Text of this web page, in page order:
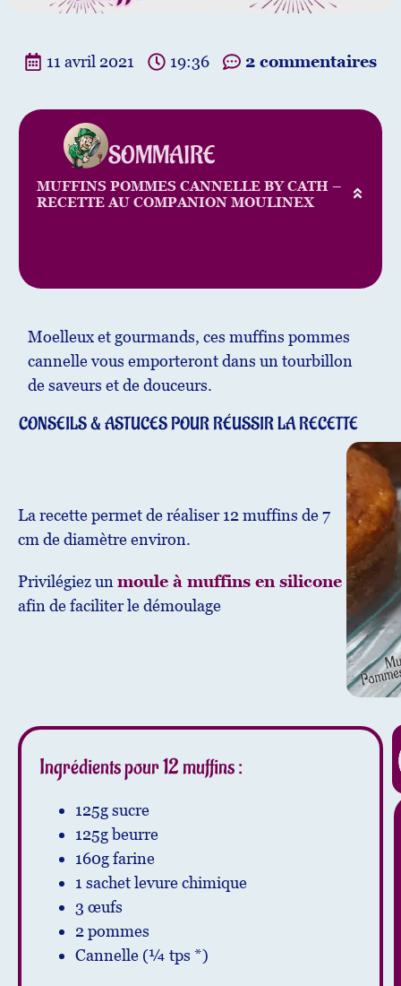
11 avril 2021 19:36 2 commentaires
SOMMAIRE
MUFFINS POMMES CANNELLE BY CATH –
RECETTE AU COMPANION MOULINEX
Moelleux et gourmands, ces muffins pommes
cannelle vous emporteront dans un tourbillon
de saveurs et de douceurs.
CONSEILS & ASTUCES POUR RÉUSSIR LA RECETTE
La recette permet de réaliser 12 muffins de 7
cm de diamètre environ.
Privilégiez unmoule à muffins en silicone
afin de faciliter le démoulage
Ingrédients pour 12 muffins :
125g sucre
125g beurre
160g farine
1 sachet levure chimique
3 œufs
2 pommes
Cannelle (¼ tps *)